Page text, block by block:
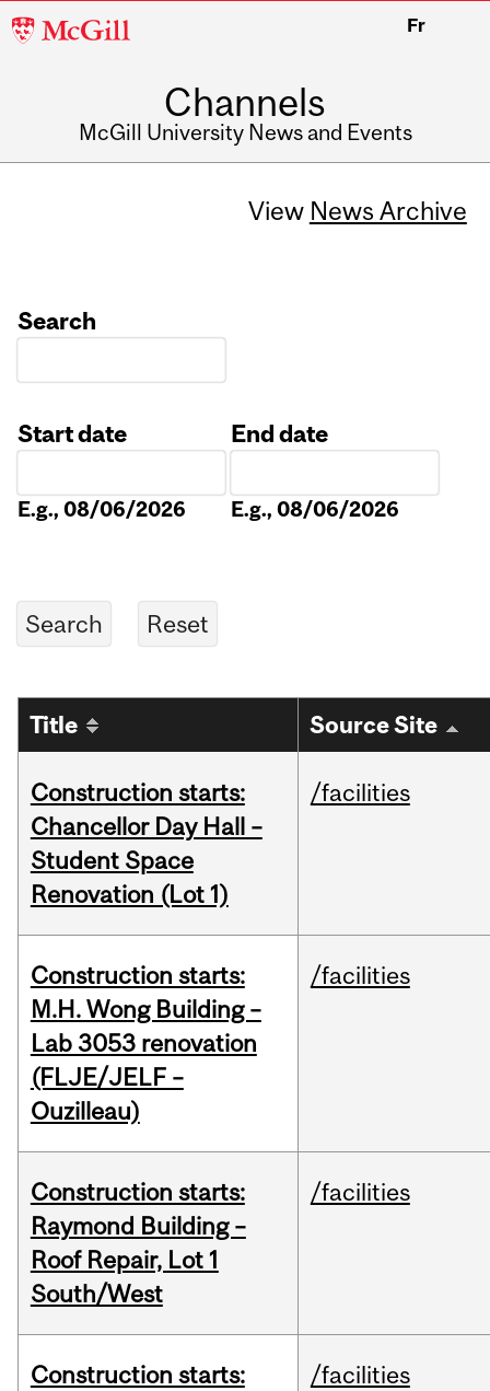
McGill
Fr
Channels
McGill University News and Events
View News Archive
Search
Start date
E.g., 08/06/2026
End date
E.g., 08/06/2026
Title Source Site
Construction starts:
Chancellor Day Hall –
Student Space
Renovation (Lot 1)
/facilities
Construction starts:
M.H. Wong Building –
Lab 3053 renovation
(FLJE/JELF –
Ouzilleau)
/facilities
Construction starts:
Raymond Building –
Roof Repair, Lot 1
South/West
/facilities
Construction starts:
/facilities